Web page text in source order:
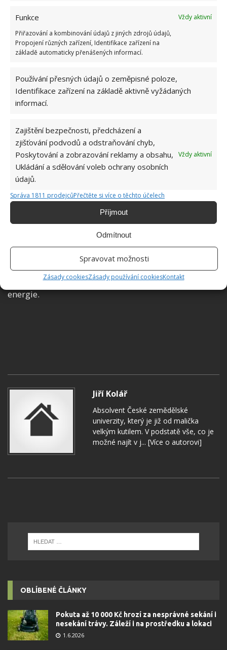
Funkce
Vždy aktivní
Přiřazování a kombinování údajů z jiných zdrojů údajů,
Propojení různých zařízení, Identifikace zařízení na
základě automaticky přenášených informací.
Používání přesných údajů o zeměpisné poloze,
Identifikace zařízení na základě aktivně vyžádaných
informací.
Zajištění bezpečnosti, předcházení a
zjišťování podvodů a odstraňování chyb,
Poskytování a zobrazování reklamy a obsahu,
Ukládání a sdělování voleb ochrany osobních
údajů.
Vždy aktivní
Správa 1811 prodejcůPřečtěte si více o těchto účelech
Příjmout
Odmítnout
Spravovat možnosti
Zásady cookiesZásady používání cookiesKontakt
Světla s úsporkami a LED diodami
Co se energetické spotřeby týče jde-li vám o
na svítidla s tzv. úsporkami a LED diodami.
Průkopníkem v úsporných venkovních svítidlech je
značka Phillips. Velmi ekonomická jsou například
Šetřete energií
Moderního a reprezentativního osvětlení exteriéru
dosáhnete například nástěnným venkovním
svítidlem Philips 16338/47/16 ECOMOODS
BAMBOO, které je k dostání na e-shopu e-light.cz. Z
kategorie nástěnných svítidel této značky za zmínku
stojí i model se senzorem pohybu Philips
16352/93/16 ECOMOODS BRIDGE PIR senzor.
Konkrétně s těmito svítidly ve srovnání s klasickou
žárovkou ušetříte až osmdesát procent elektrické
energie.
Jiří Kolář
Absolvent České zemědělské
univerzity, který je již od malička
velkým kutilem. V podstatě vše, co je
možné najít v j... [Více o autorovi]
OBLÍBENÉ ČLÁNKY
Pokuta až 10 000 Kč hrozí za nesprávné sekání i
nesekání trávy. Záleží i na prostředku a lokaci
1.6.2026